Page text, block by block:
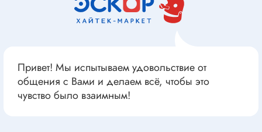
Привет! Мы испытываем удовольствие от
общения с Вами и делаем всё, чтобы это
чувство было взаимным!